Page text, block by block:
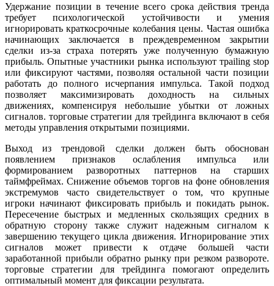
Удержание позиции в течение всего срока действия тренда
требует психологической устойчивости и умения
игнорировать краткосрочные колебания цены. Частая ошибка
начинающих заключается в преждевременном закрытии
сделки из-за страха потерять уже полученную бумажную
прибыль. Опытные участники рынка используют трailing stop
или фиксируют частями, позволяя остальной части позиции
работать до полного исчерпания импульса. Такой подход
позволяет максимизировать доходность на сильных
движениях, компенсируя небольшие убытки от ложных
сигналов. торговые стратегии для трейдинга включают в себя
методы управления открытыми позициями.
Выход из трендовой сделки должен быть обоснован
появлением признаков ослабления импульса или
формированием разворотных паттернов на старших
таймфреймах. Снижение объемов торгов на фоне обновления
экстремумов часто свидетельствует о том, что крупные
игроки начинают фиксировать прибыль и покидать рынок.
Пересечение быстрых и медленных скользящих средних в
обратную сторону также служит надежным сигналом к
завершению текущего цикла движения. Игнорирование этих
сигналов может привести к отдаче большей части
заработанной прибыли обратно рынку при резком развороте.
торговые стратегии для трейдинга помогают определить
оптимальный момент для фиксации результата.